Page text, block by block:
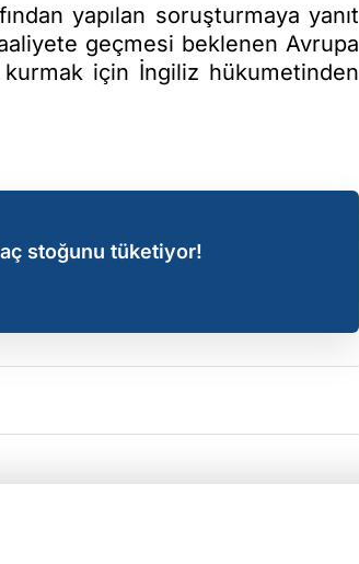
yapılan soruşturmaya yanıt
geçmesi beklenen Avrupa
kurmak için İngiliz hükumetinden
stoğunu tüketiyor!